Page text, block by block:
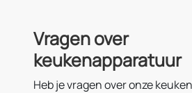
Vragen over
keukenapparatuur
Heb je vragen over onze